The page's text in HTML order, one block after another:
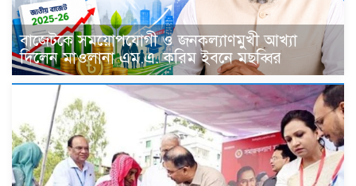
বাজেটকে সময়োপযোগী ও জনকল্যাণমুখী আখ্যা
দিলেন মাওলানা এম.এ. করিম ইবনে মছব্বির